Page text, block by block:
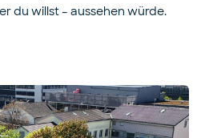
du willst – aussehen würde.